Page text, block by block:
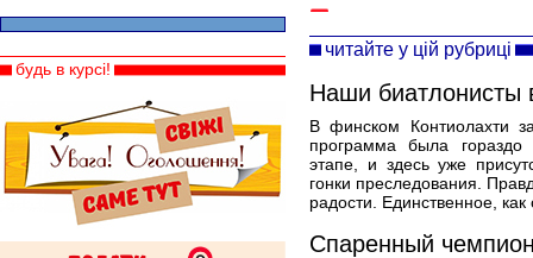
читайте у цій рубриці
Наши биатлонисты
В финском Контиолахти
программа была
этапе, и здесь уже
гонки преследования.
радости. Единственное,
Спаренный
будь в курсі!